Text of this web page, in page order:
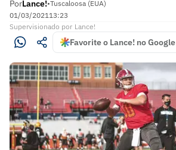
PorLance!•Tuscaloosa (EUA)
01/03/202113:23
Supervisionado por Lance!
Favorite o Lance! no Google